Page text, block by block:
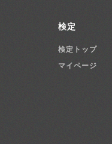
検定
検定トップ
マイページ